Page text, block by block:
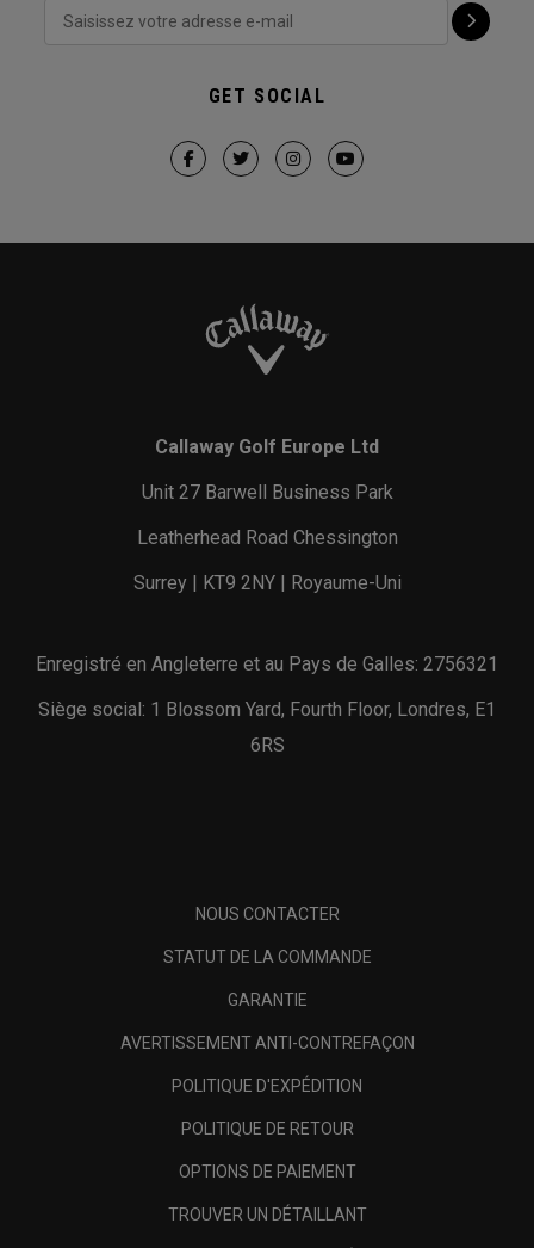
GET SOCIAL
Callaway Golf Europe Ltd
Unit 27 Barwell Business Park
Leatherhead Road Chessington
Surrey | KT9 2NY | Royaume-Uni
Enregistré en Angleterre et au Pays de Galles: 2756321
Siège social: 1 Blossom Yard, Fourth Floor, Londres, E1
6RS
NOUS CONTACTER
STATUT DE LA COMMANDE
GARANTIE
AVERTISSEMENT ANTI-CONTREFAÇON
POLITIQUE D'EXPÉDITION
POLITIQUE DE RETOUR
OPTIONS DE PAIEMENT
TROUVER UN DÉTAILLANT